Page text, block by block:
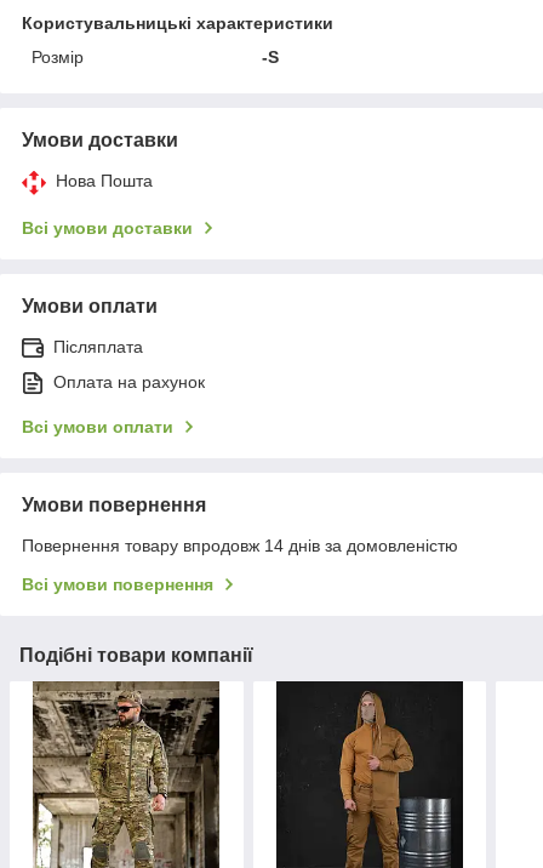
Користувальницькі характеристики
Розмір
-S
Умови доставки
Нова Пошта
Всі умови доставки
Умови оплати
Післяплата
Оплата на рахунок
Всі умови оплати
Умови повернення
Повернення товару впродовж 14 днів за домовленістю
Всі умови повернення
Подібні товари компанії